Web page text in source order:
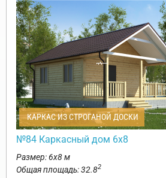
КАРКАС ИЗ СТРОГАНОЙ ДОСКИ
№84 Каркасный дом 6х8
Размер: 6х8 м
Общая площадь: 32.82